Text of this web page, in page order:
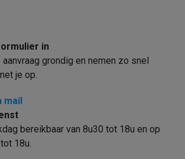
in
grondig en nemen zo snel
je op.
mail
bereikbaar van 8u30 tot 18u en op
18u.